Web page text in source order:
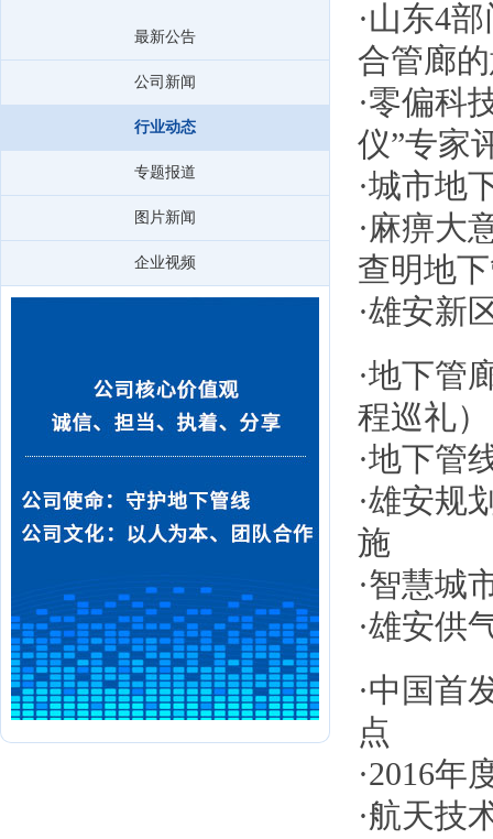
最新公告
公司新闻
行业动态
专题报道
图片新闻
企业视频
·山东4
合管廊
·零偏科
仪”专家
·城市地
·麻痹大
查明地
·雄安新
·地下管
程巡礼）
·地下管
·雄安规
施
·智慧城
·雄安供
·中国首
点
·2016年
·航天技